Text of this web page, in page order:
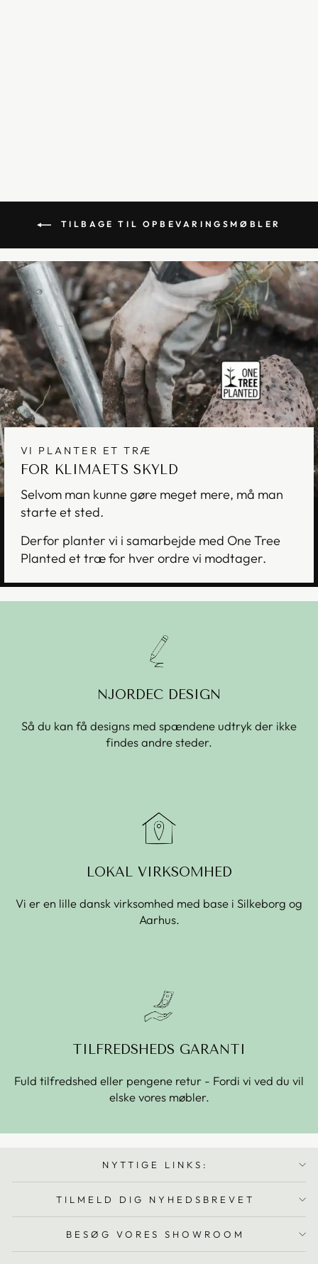
TILBAGE TIL OPBEVARINGSMØBLER
VI PLANTER ET TRÆ
FOR KLIMAETS SKYLD
Selvom man kunne gøre meget mere, må man
starte et sted.
Derfor planter vi i samarbejde med One Tree
Planted et træ for hver ordre vi modtager.
NJORDEC DESIGN
Så du kan få designs med spændene udtryk der ikke
findes andre steder.
LOKAL VIRKSOMHED
Vi er en lille dansk virksomhed med base i Silkeborg og
Aarhus.
TILFREDSHEDS GARANTI
Fuld tilfredshed eller pengene retur - Fordi vi ved du vil
elske vores møbler.
NYTTIGE LINKS:
TILMELD DIG NYHEDSBREVET
BESØG VORES SHOWROOM